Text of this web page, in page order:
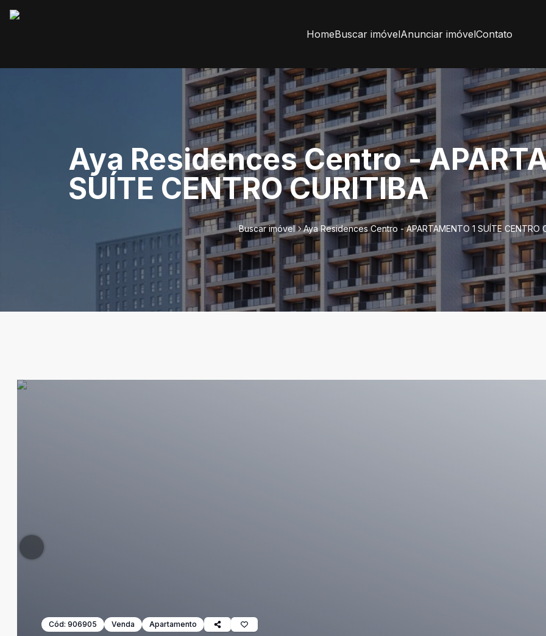
HomeBuscar imóvelAnunciar imóvelContato
Aya Residences Centro -
SUÍTE CENTRO CURITIBA
Buscar imóvel Aya Residences Centro - APARTAMENTO 1 SUÍTE CENTRO
Cód: 906905 Venda Apartamento